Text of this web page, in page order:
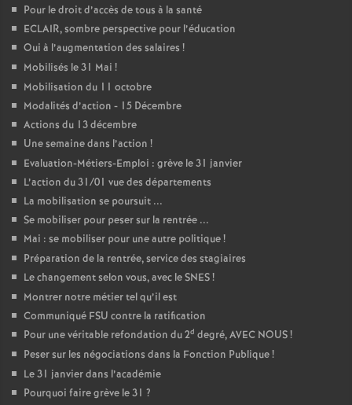
Pour le droit d’accès de tous à la santé
ECLAIR, sombre perspective pour l’éducation
Oui à l’augmentation des salaires !
Mobilisés le 31 Mai !
Mobilisation du 11 octobre
Modalités d’action - 15 Décembre
Actions du 13 décembre
Une semaine dans l’action !
Evaluation-Métiers-Emploi : grève le 31 janvier
L’action du 31/01 vue des départements
La mobilisation se poursuit ...
Se mobiliser pour peser sur la rentrée ...
Mai : se mobiliser pour une autre politique!
Préparation de la rentrée, service des stagiaires
Le changement selon vous, avec le SNES!
Montrer notre métier tel qu’il est
Communiqué FSU contre la ratification
Pour une véritable refondation du 2d degré, AVEC NOUS!
Peser sur les négociations dans la Fonction Publique!
Le 31 janvier dans l’académie
Pourquoi faire grève le 31 ?